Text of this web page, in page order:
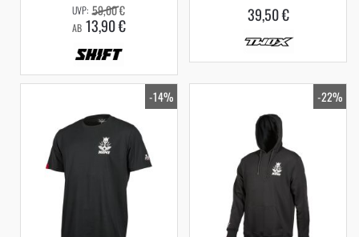
AB 13,90 €
59,00 € 39,50 €
-14% -22%